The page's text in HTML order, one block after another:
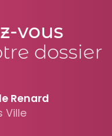
vous
dossier
Renard
Ville